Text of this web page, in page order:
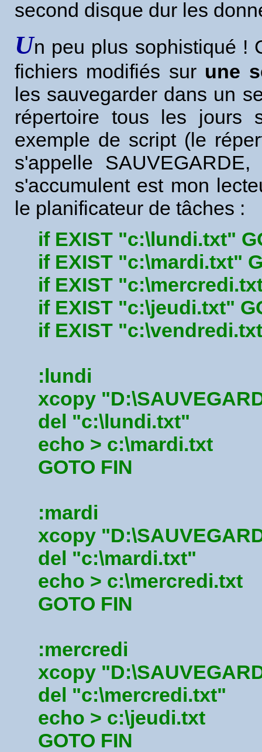
second disque dur les
Un peu plus sophistiqué !
fichiers modifiés sur une
les sauvegarder dans un
répertoire tous les jours
exemple de script (le
s'appelle
s'accumulent est mon
le planificateur de tâches :
if EXIST "c:\lundi.txt"
if EXIST "c:\mardi.txt"
if EXIST
if EXIST "c:\jeudi.txt"
if EXIST
:lundi
xcopy
del "c:\lundi.txt"
echo > c:\mardi.txt
GOTO FIN
:mardi
xcopy
del "c:\mardi.txt"
echo > c:\mercredi.txt
GOTO FIN
:mercredi
xcopy
del "c:\mercredi.txt"
echo > c:\jeudi.txt
GOTO FIN